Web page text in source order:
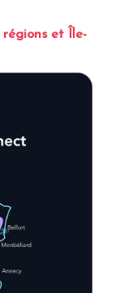
régions et Île-